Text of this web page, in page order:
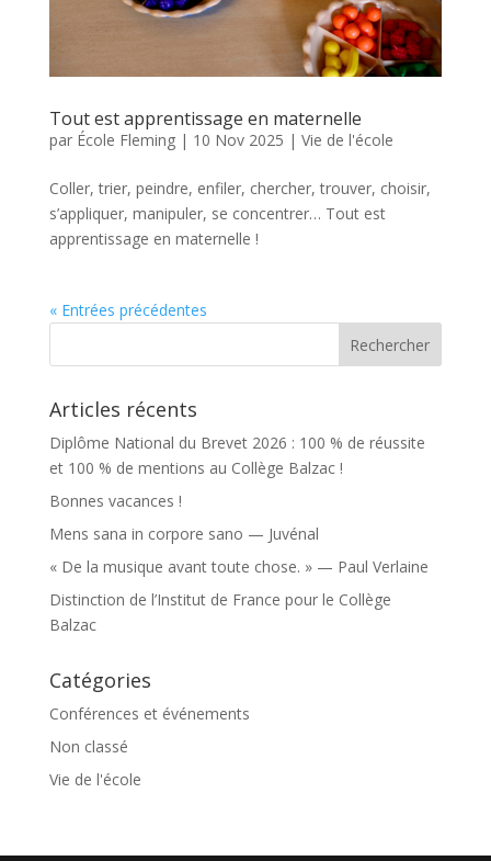
Tout est apprentissage en maternelle
par École Fleming| 10 Nov 2025 | Vie de l'école
Coller, trier, peindre, enfiler, chercher, trouver, choisir,
s’appliquer, manipuler, se concentrer… Tout est
apprentissage en maternelle !
« Entrées précédentes
Articles récents
Diplôme National du Brevet 2026 : 100 % de réussite
et 100 % de mentions au Collège Balzac !
Bonnes vacances !
Mens sana in corpore sano — Juvénal
« De la musique avant toute chose. » — Paul Verlaine
Distinction de l’Institut de France pour le Collège
Balzac
Catégories
Conférences et événements
Non classé
Vie de l'école